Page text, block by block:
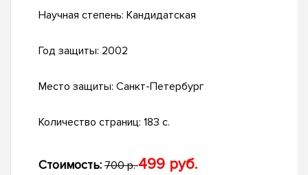
Научная степень: Кандидатская
Год защиты: 2002
Место защиты: Санкт-Петербург
Количество страниц: 183 с.
Стоимость: 700 р.499 руб.